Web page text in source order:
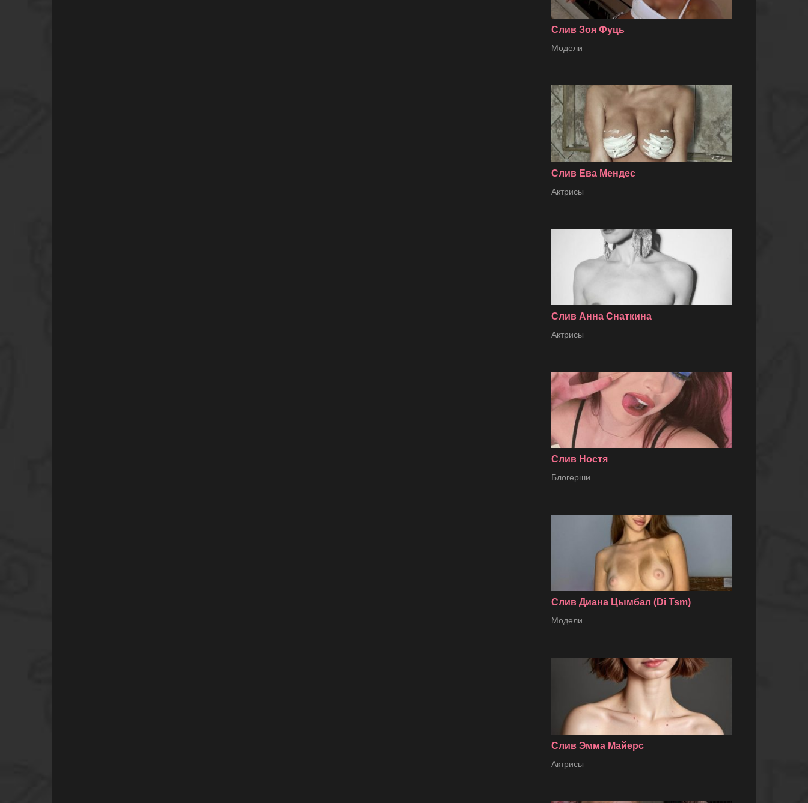
Слив Зоя Фуць
Модели
Слив Ева Мендес
Актрисы
Слив Анна Снаткина
Актрисы
Слив Ностя
Блогерши
Слив Диана Цымбал (Di Tsm)
Модели
Слив Эмма Майерс
Актрисы